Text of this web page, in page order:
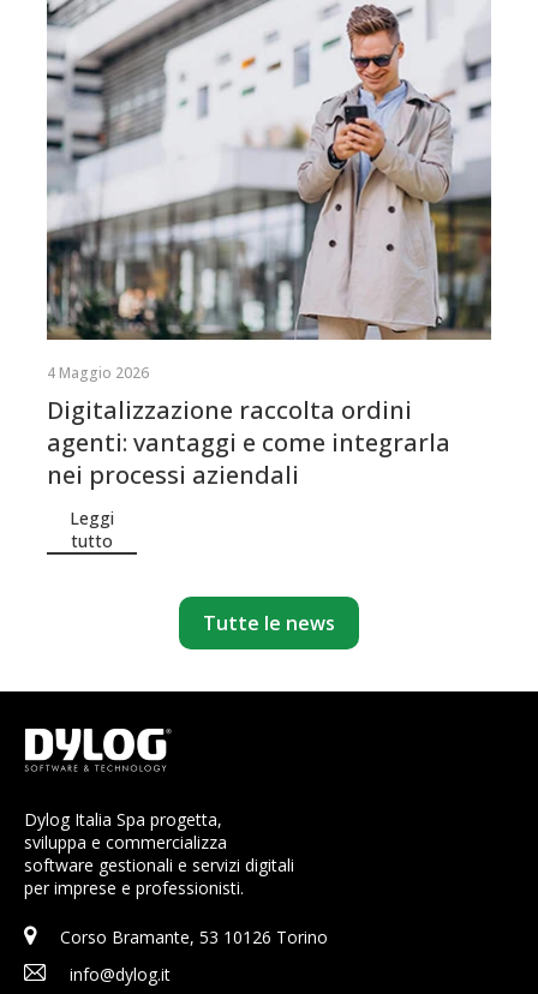
4 Maggio 2026
Digitalizzazione raccolta ordini
agenti: vantaggi e come integrarla
nei processi aziendali
Leggi
tutto
Tutte le news
Dylog Italia Spa progetta,
sviluppa e commercializza
software gestionali e servizi digitali
per imprese e professionisti.
Corso Bramante, 53 10126 Torino
info@dylog.it